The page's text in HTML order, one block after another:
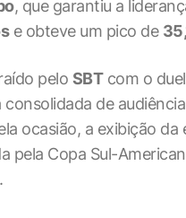
, que garantiu a
e obteve um pico de
pelo SBTcom o
consolidada de
ocasião, a exibição
pela Copa Sul-